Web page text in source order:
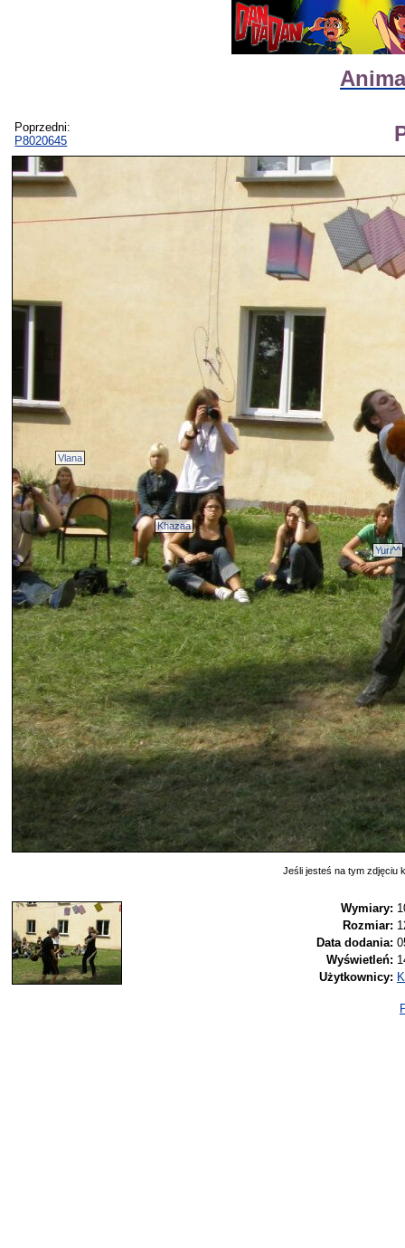
Poprzedni:
P8020645
Khazaa
Vlana
Yuri^^
Jeśli jesteś na tym zdjęciu
Wymiary:
Rozmiar:
Data dodania:
Wyświetleń:
Użytkownicy: